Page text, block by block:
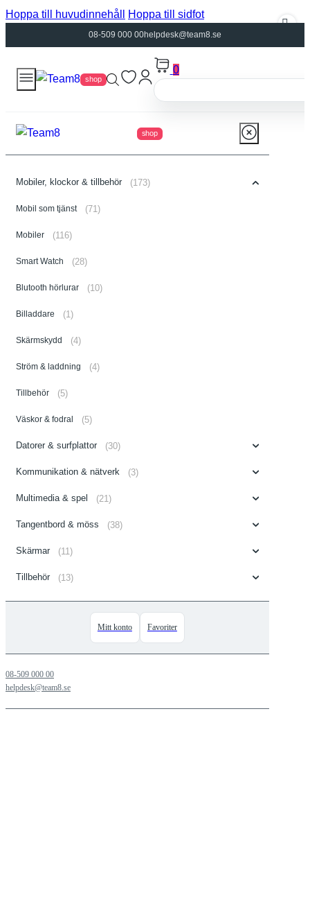
Hoppa till huvudinnehåll Hoppa till sidfot
08-509 000 00helpdesk@team8.se
shop
0
shop
Mobiler, klockor & tillbehör (173)
Mobil som tjänst (71)
Mobiler (116)
Smart Watch (28)
Blutooth hörlurar (10)
Billaddare (1)
Skärmskydd (4)
Ström & laddning (4)
Tillbehör (5)
Väskor & fodral (5)
Datorer & surfplattor (30)
Kommunikation & nätverk (3)
Multimedia & spel (21)
Tangentbord & möss (38)
Skärmar (11)
Tillbehör (13)
Mitt konto Favoriter
08-509 000 00
helpdesk@team8.se